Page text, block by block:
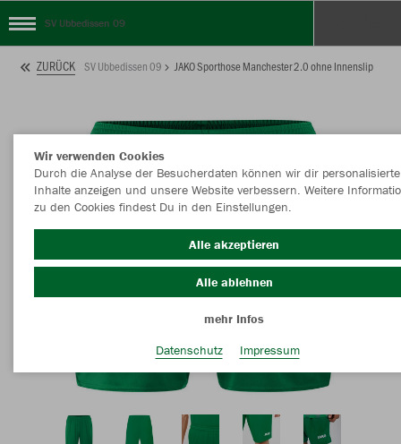
SV Ubbedissen 09
ZURÜCK SV Ubbedissen 09 JAKO Sporthose Manchester 2.0 ohne Innenslip
Wir verwenden Cookies
Durch die Analyse der Besucherdaten können wir dir personalisierte
Inhalte anzeigen und unsere Website verbessern. Weitere
zu den Cookies findest Du in den Einstellungen.
Alle akzeptieren
Alle ablehnen
mehr Infos
Datenschutz
Impressum